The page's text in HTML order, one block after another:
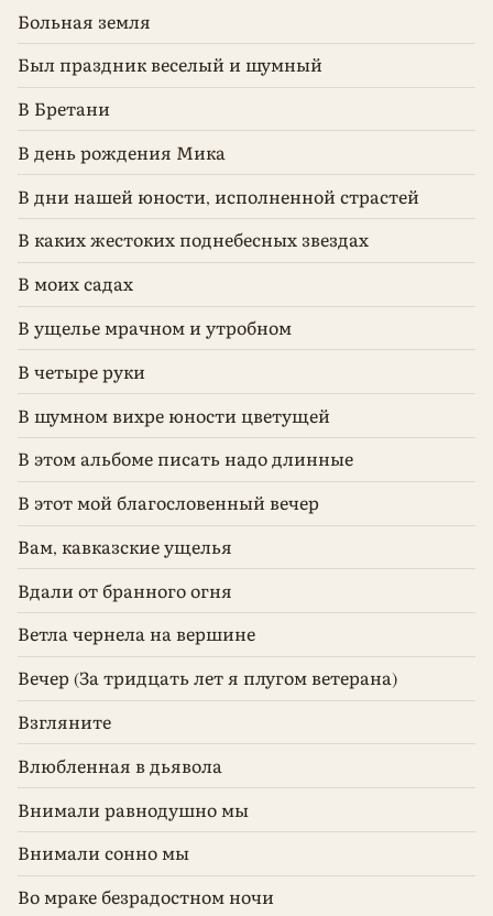
Больная земля
Был праздник веселый и шумный
В Бретани
В день рождения Мика
В дни нашей юности, исполненной страстей
В каких жестоких поднебесных звездах
В моих садах
В ущелье мрачном и утробном
В четыре руки
В шумном вихре юности цветущей
В этом альбоме писать надо длинные
В этот мой благословенный вечер
Вам, кавказские ущелья
Вдали от бранного огня
Ветла чернела на вершине
Вечер (За тридцать лет я плугом ветерана)
Взгляните
Влюбленная в дьявола
Внимали равнодушно мы
Внимали сонно мы
Во мраке безрадостном ночи